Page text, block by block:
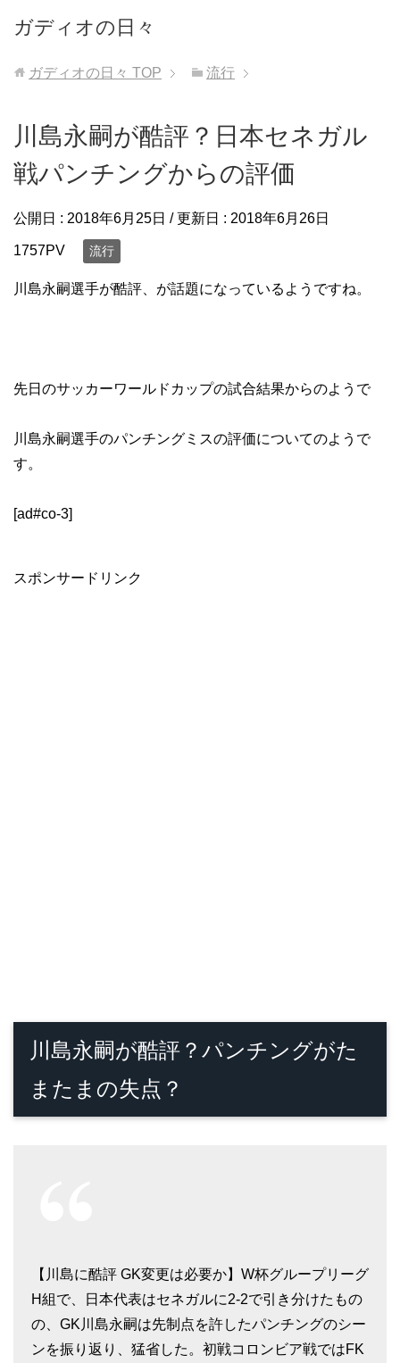
ガディオの日々
ガディオの日々 TOP 流行
川島永嗣が酷評？日本セネガル
戦パンチングからの評価
公開日 : 2018年6月25日 / 更新日 : 2018年6月26日
1757PV 流行
川島永嗣選手が酷評、が話題になっているようですね。
先日のサッカーワールドカップの試合結果からのようで
川島永嗣選手のパンチングミスの評価についてのようで
す。
[ad#co-3]
スポンサードリンク
川島永嗣が酷評？パンチングがた
またまの失点？
【川島に酷評 GK変更は必要か】W杯グループリーグ
H組で、日本代表はセネガルに2-2で引き分けたもの
の、GK川島永嗣は先制点を許したパンチングのシー
ンを振り返り、猛省した。初戦コロンビア戦ではFK